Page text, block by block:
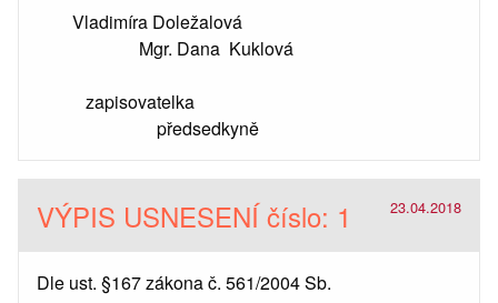
Vladimíra Doležalová
Mgr. Dana Kuklová
zapisovatelka
předsedkyně
VÝPIS USNESENÍ číslo: 1 23.04.2018
Dle ust. §167 zákona č. 561/2004 Sb.